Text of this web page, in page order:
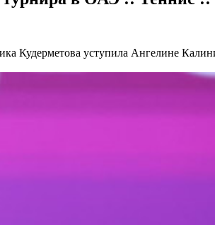
Кудерметова уступила Ангелине